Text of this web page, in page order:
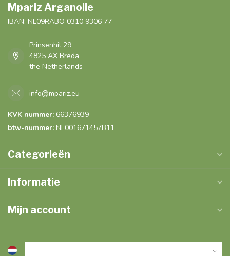
Mpariz Arganolie
IBAN: NL09RABO 0310 9306 77
Prinsenhil 29
4825 AX Breda
the Netherlands
info@mpariz.eu
KVK nummer: 66376939
btw-nummer: NL001671457B11
Categorieën
Informatie
Mijn account